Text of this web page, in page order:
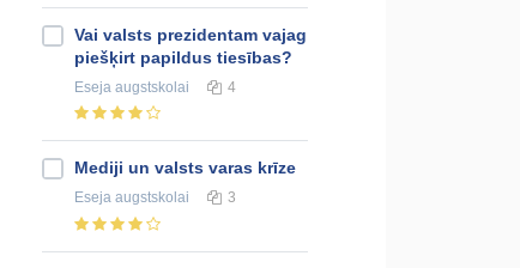
Vai valsts prezidentam vajag
piešķirt papildus tiesības?
Eseja augstskolai 4
Mediji un valsts varas krīze
Eseja augstskolai 3